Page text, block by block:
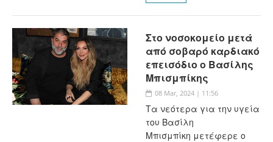
Στο νοσοκομείο μετά
από σοβαρό καρδιακό
επεισόδιο ο Βασίλης
Μπισμπίκης
08 Mar, 2024 | 11:56
Τα νεότερα για την υγεία
του Βασίλη
Μπισμπίκη μετέφερε ο